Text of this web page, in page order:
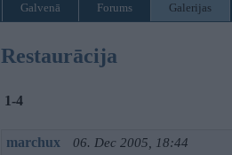
Galvenā Forums Galerijas
Restaurācija
1-4
marchux 06. Dec 2005, 18:44